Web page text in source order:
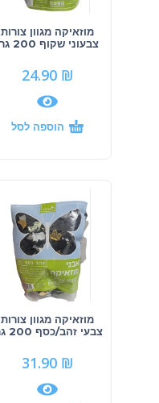
מוזאיקה מגוון צורות
צבעוני שקוף 200 גר'
24.90 ₪
הוספה לסל
מוזאיקה מגוון צורות
צבעי זהב/כסף 200 גר'
31.90 ₪